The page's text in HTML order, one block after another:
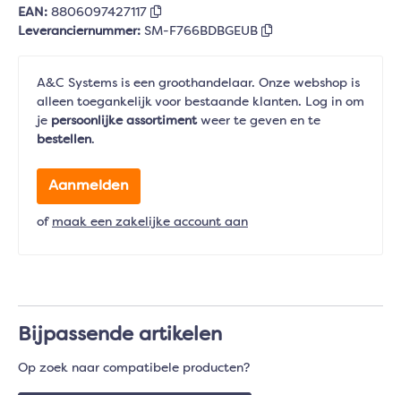
EAN: 8806097427117
Leveranciernummer: SM-F766BDBGEUB
A&C Systems is een groothandelaar. Onze webshop is
alleen toegankelijk voor bestaande klanten. Log in om
je persoonlijke assortimentweer te geven en te
bestellen.
Aanmelden
of maak een zakelijke account aan
Bijpassende artikelen
Op zoek naar compatibele producten?